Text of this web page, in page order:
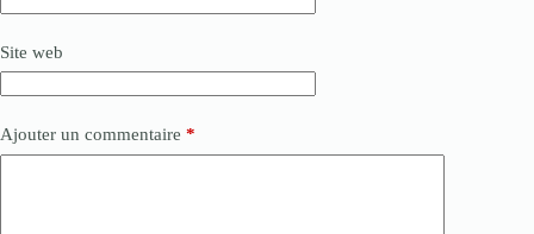
Site web
Ajouter un commentaire *